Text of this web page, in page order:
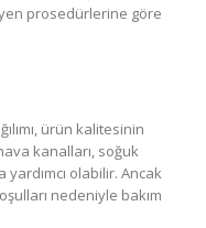
prosedürlerine göre
ürün kalitesinin
kanalları, soğuk
olabilir. Ancak
nedeniyle bakım